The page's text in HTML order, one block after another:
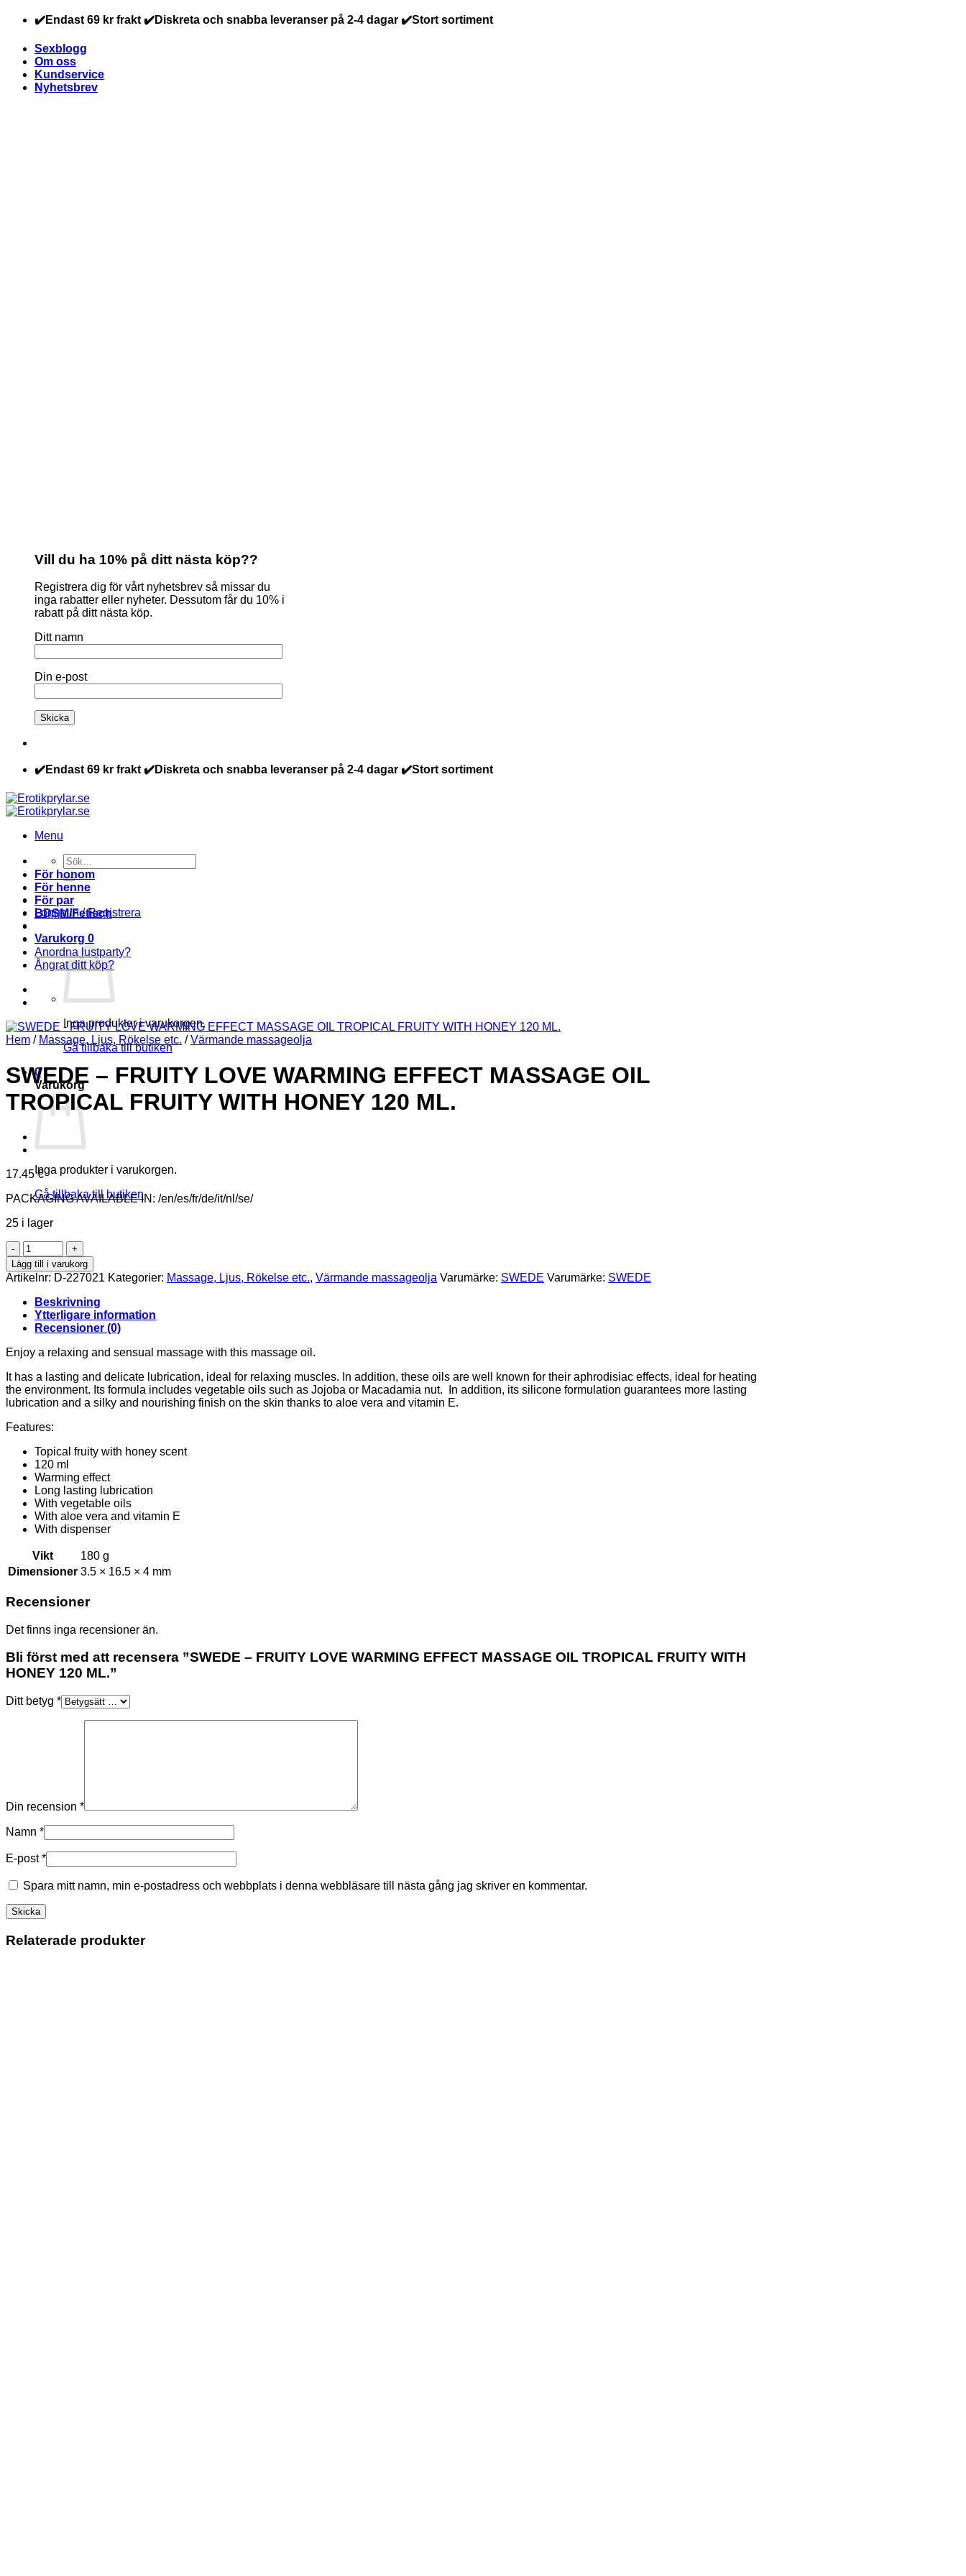
Skip
content
✔️Endast 69 kr frakt ✔️Diskreta och snabba leveranser på 2-4 dagar ✔️Stort sortiment
Sexblogg
Om oss
Kundservice
Nyhetsbrev
Vill du ha 10% på ditt nästa köp??
Registrera dig för vårt nyhetsbrev så missar du
inga rabatter eller nyheter. Dessutom får du 10% i
rabatt på ditt nästa köp.
Ditt namn
Din e-post
✔️Endast 69 kr frakt ✔️Diskreta och snabba leveranser på 2-4 dagar ✔️Stort sortiment
Menu
Sök
efter:
Logga in / Registrera
Varukorg 0
Inga produkter i varukorgen.
Gå tillbaka till butiken
0
Varukorg
Inga produkter i varukorgen.
Gå tillbaka till butiken
För honom
För henne
För par
BDSM/Fetisch
Anordna lustparty?
Ångrat ditt köp?
Hem / Massage, Ljus, Rökelse etc. / Värmande massageolja
SWEDE – FRUITY LOVE WARMING EFFECT MASSAGE OIL
TROPICAL FRUITY WITH HONEY 120 ML.
17.45€
PACKAGING AVAILABLE IN: /en/es/fr/de/it/nl/se/
25 i lager
SWEDE
-
FRUITY
LOVE
WARMING
EFFECT
MASSAGE
OIL
TROPICAL
WITH
HONEY
120
mängd
Lägg till i varukorg
Artikelnr: D-227021 Kategorier: Massage, Ljus, Rökelse etc., Värmande massageolja Varumärke: SWEDE Varumärke: SWEDE
Beskrivning
Ytterligare information
Recensioner (0)
Enjoy a relaxing and sensual massage with this massage oil.
It has a lasting and delicate lubrication, ideal for relaxing muscles. In addition, these oils are well known for their aphrodisiac effects, ideal for heating
the environment. Its formula includes vegetable oils such as Jojoba or Macadamia nut. In addition, its silicone formulation guarantees more lasting
lubrication and a silky and nourishing finish on the skin thanks to aloe vera and vitamin E.
Features:
Topical fruity with honey scent
120 ml
Warming effect
Long lasting lubrication
With vegetable oils
With aloe vera and vitamin E
With dispenser
Vikt
180 g
Dimensioner 3.5 × 16.5 × 4 mm
Recensioner
Det finns inga recensioner än.
Bli först med att recensera ”SWEDE – FRUITY LOVE WARMING EFFECT MASSAGE OIL TROPICAL FRUITY WITH
HONEY 120 ML.”
Ditt betyg *
Din recension *
Namn *
E-post*
Spara mitt namn, min e-postadress och webbplats i denna webbläsare till nästa gång jag skriver en kommentar.
Relaterade produkter